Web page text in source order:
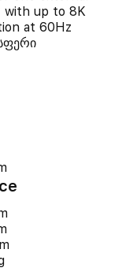
with up to 8K
at 60Hz